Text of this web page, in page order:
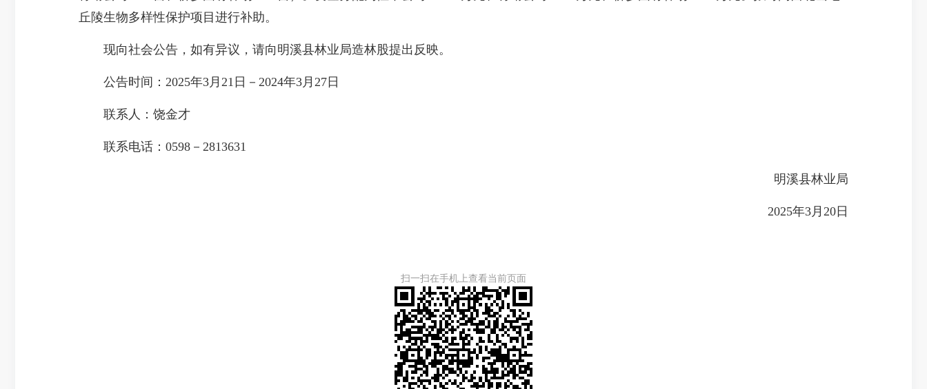
丘陵生物多样性保护项目进行补助。
现向社会公告，如有异议，请向明溪县林业局造林股提出反映。
公告时间：2025年3月21日－2024年3月27日
联系人：饶金才
联系电话：0598－2813631
明溪县林业局
2025年3月20日
扫一扫在手机上查看当前页面